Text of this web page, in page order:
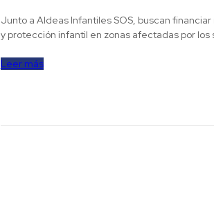
Junto a Aldeas Infantiles SOS, buscan
y protección infantil en zonas afectadas por los
Leer más